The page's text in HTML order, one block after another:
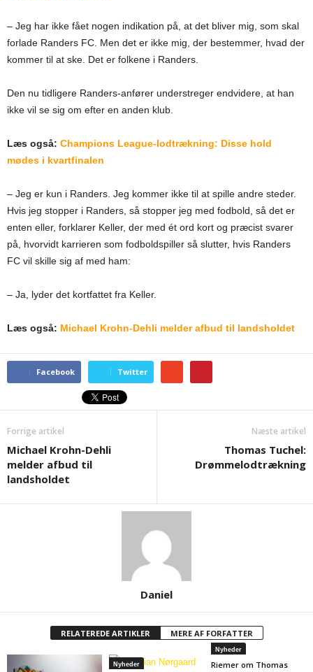
– Jeg har ikke fået nogen indikation på, at det bliver mig, som skal
forlade Randers FC. Men det er ikke mig, der bestemmer, hvad der
kommer til at ske. Det er folkene i Randers.
Den nu tidligere Randers-anfører understreger endvidere, at han
ikke vil se sig om efter en anden klub.
Læs også: Champions League-lodtrækning: Disse hold
mødes i kvartfinalen
– Jeg er kun i Randers. Jeg kommer ikke til at spille andre steder.
Hvis jeg stopper i Randers, så stopper jeg med fodbold, så det er
enten eller, forklarer Keller, der med ét ord kort og præcist svarer
på, hvorvidt karrieren som fodboldspiller så slutter, hvis Randers
FC vil skille sig af med ham:
– Ja, lyder det kortfattet fra Keller.
Læs også: Michael Krohn-Dehli melder afbud til landsholdet
Facebook Twitter
Forrige artikel
Michael Krohn-Dehli
melder afbud til
landsholdet
Næste artikel
Thomas Tuchel:
Drømmelodtrækning
Daniel
RELATEREDE ARTIKLER MERE AF FORFATTER
Nyheder
Nyheder
Riemer om Thomas